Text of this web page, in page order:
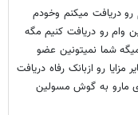
دریافت میکنم وخودم
وام رو دریافت کنیم مگه
شما نمیتونین عضو
رو ازبانک رفاه دریافت
مارو به گوش مسولین